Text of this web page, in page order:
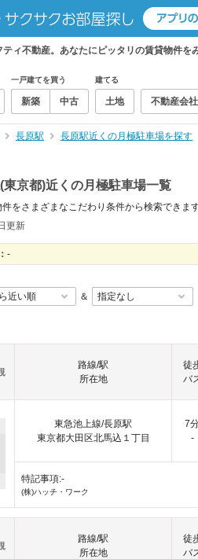
ィ不動産。あなたにピッタリの賃貸物件を
一戸建てを買う
新築 中古
建てる
土地 不動産会社
長原駅 長原駅近くの月極駐車場を探す
(東京都)近くの月極駐車場一覧
をさまざまなこだわり条件から検索できます
更新
-
＆
路線/駅
所在地
徒
バ
東急池上線/長原駅
東京都大田区北馬込１丁目
7
-
特記事項:-
(株)ハッチ・ワーク
路線/駅
所在地
徒
バ